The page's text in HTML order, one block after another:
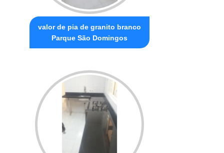
valor de pia de granito branco
Parque São Domingos